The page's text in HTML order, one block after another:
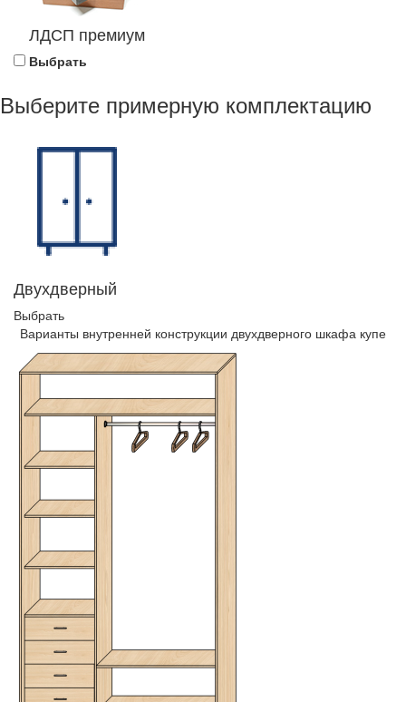
ЛДСП премиум
Выбрать
Выберите примерную комплектацию
Двухдверный
Выбрать
Варианты внутренней конструкции двухдверного шкафа купе